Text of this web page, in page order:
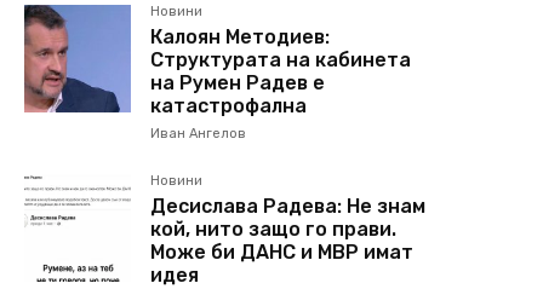
Новини
Калоян Методиев:
Структурата на кабинета
на Румен Радев е
катастрофална
Иван Ангелов
Новини
Десислава Радева: Не знам
кой, нито защо го прави.
Може би ДАНС и МВР имат
идея